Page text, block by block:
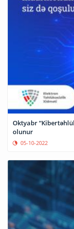
Oktyabr
olunur
05-10-2022